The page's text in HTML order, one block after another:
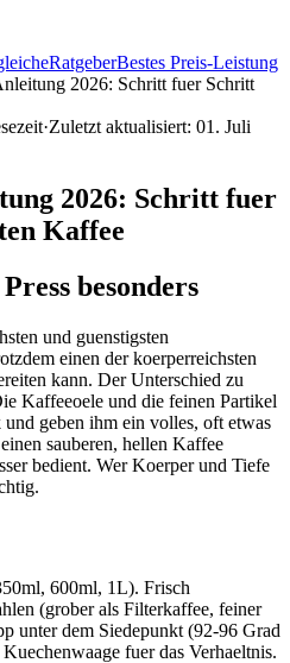
RatgeberBestes Preis-Leistung
2026: Schritt fuer Schritt
·Zuletzt aktualisiert: 01. Juli
2026: Schritt fuer
Kaffee
besonders
und guenstigsten
einen der koerperreichsten
kann. Der Unterschied zu
Kaffeeoele und die feinen Partikel
geben ihm ein volles, oft etwas
sauberen, hellen Kaffee
bedient. Wer Koerper und Tiefe
600ml, 1L). Frisch
(grober als Filterkaffee, feiner
unter dem Siedepunkt (92-96 Grad
fuer das Verhaeltnis.